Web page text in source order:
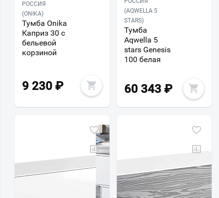
РОССИЯ
(ONIKA)
Тумба Onika
Каприз 30 с
бельевой
корзиной
9 230 ₽
(AQWELLA 5
STARS)
Тумба
Aqwella 5
stars Genesis
100 белая
60 343 ₽